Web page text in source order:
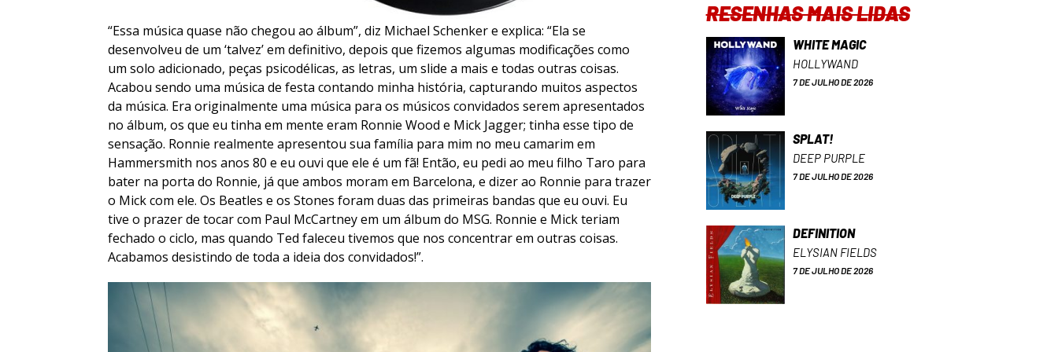
“Essa música quase não chegou ao álbum”, diz Michael Schenker e explica: “Ela se
desenvolveu de um ‘talvez’ em definitivo, depois que fizemos algumas modificações como
um solo adicionado, peças psicodélicas, as letras, um slide a mais e todas outras coisas.
Acabou sendo uma música de festa contando minha história, capturando muitos aspectos
da música. Era originalmente uma música para os músicos convidados serem apresentados
no álbum, os que eu tinha em mente eram Ronnie Wood e Mick Jagger; tinha esse tipo de
sensação. Ronnie realmente apresentou sua família para mim no meu camarim em
Hammersmith nos anos 80 e eu ouvi que ele é um fã! Então, eu pedi ao meu filho Taro para
bater na porta do Ronnie, já que ambos moram em Barcelona, ​​e dizer ao Ronnie para trazer
o Mick com ele. Os Beatles e os Stones foram duas das primeiras bandas que eu ouvi. Eu
tive o prazer de tocar com Paul McCartney em um álbum do MSG. Ronnie e Mick teriam
fechado o ciclo, mas quando Ted faleceu tivemos que nos concentrar em outras coisas.
Acabamos desistindo de toda a ideia dos convidados!”.
RESENHAS MAIS LIDAS
WHITE MAGIC
HOLLYWAND
7 DE JULHO DE 2026
SPLAT!
DEEP PURPLE
7 DE JULHO DE 2026
DEFINITION
ELYSIAN FIELDS
7 DE JULHO DE 2026